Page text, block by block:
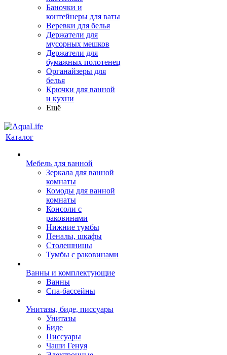
Баночки и
контейнеры для ваты
Веревки для белья
Держатели для
мусорных мешков
Держатели для
бумажных полотенец
Органайзеры для
белья
Крючки для ванной
и кухни
Ещё
Каталог
Мебель для ванной
Зеркала для ванной
комнаты
Комоды для ванной
комнаты
Консоли с
раковинами
Нижние тумбы
Пеналы, шкафы
Столешницы
Тумбы с раковинами
Ванны и комплектующие
Ванны
Спа-бассейны
Унитазы, биде, писсуары
Унитазы
Биде
Писсуары
Чаши Генуя